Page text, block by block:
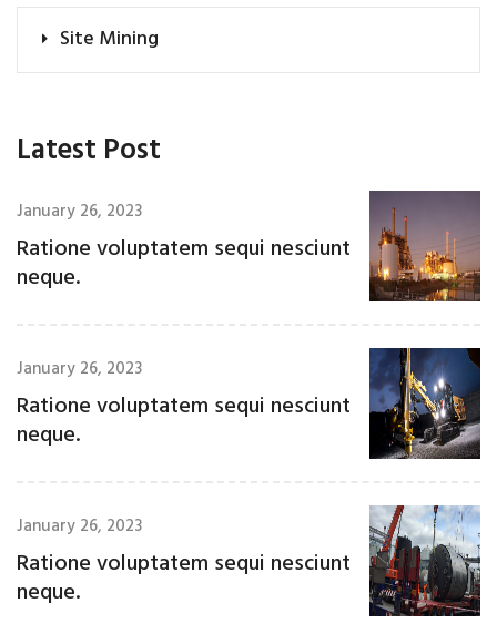
Site Mining
Latest Post
January 26, 2023
Ratione voluptatem sequi nesciunt
neque.
January 26, 2023
Ratione voluptatem sequi nesciunt
neque.
January 26, 2023
Ratione voluptatem sequi nesciunt
neque.